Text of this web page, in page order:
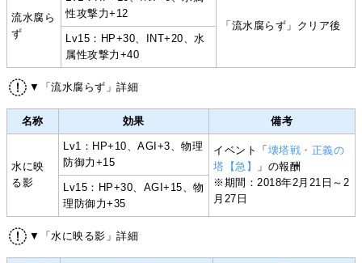
流水腐ら
ず
性攻撃力+12
「流水腐らず」クリア後
Lv15：HP+30、INT+20、水
属性攻撃力+40
▼「流水腐らず」詳細
名称 効果 備考
水に映
る影
Lv1：HP+10、AGI+3、物理
防御力+15
イベント「 壊塔戦・正義の
塔【急】
」の報酬
※期間：2018年2月21日～2
月27日
Lv15：HP+30、AGI+15、物
理防御力+35
▼「水に映る影」詳細